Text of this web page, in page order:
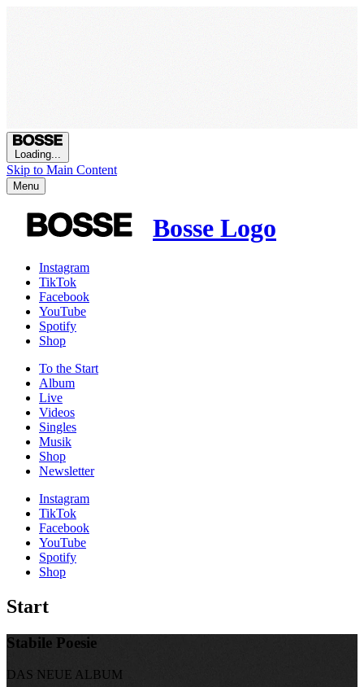
Loading...
Skip to Main Content
Menu
Bosse Logo
Instagram
TikTok
Facebook
YouTube
Spotify
Shop
To the Start
Album
Live
Videos
Singles
Musik
Shop
News­letter
Instagram
TikTok
Facebook
YouTube
Spotify
Shop
Start
Stabile Poesie
DAS NEUE ALBUM